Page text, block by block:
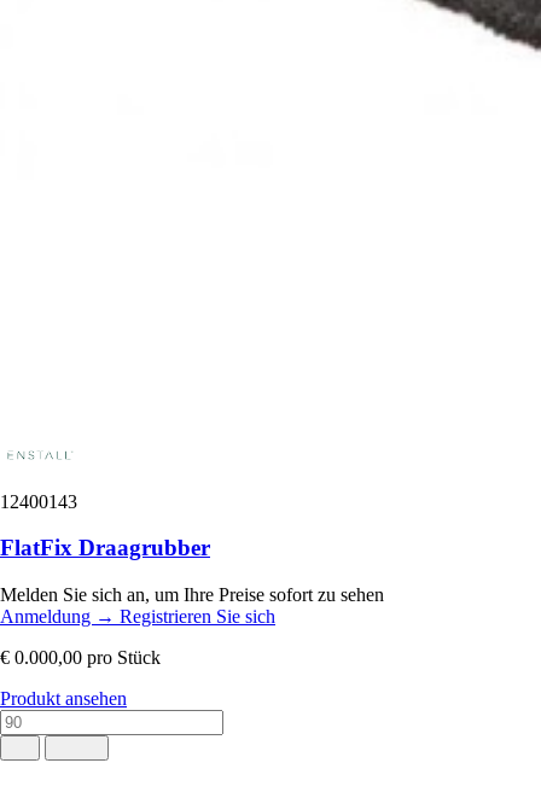
12400143
FlatFix Draagrubber
Melden Sie sich an, um Ihre Preise sofort zu sehen
Anmeldung → Registrieren Sie sich
€ 0.000,00 pro Stück
Produkt ansehen